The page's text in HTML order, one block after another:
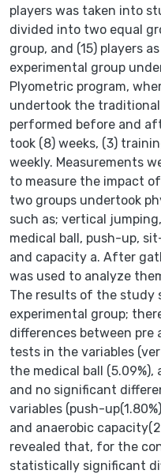
players was taken into
divided into two equal
group, and (15) players
experimental group
Plyometric program,
undertook the traditional
performed before and
took (8) weeks, (3)
weekly. Measurements
to measure the impact
two groups undertook
such as; vertical
medical ball, push-up,
and capacity a. After
was used to analyze
The results of the study
experimental group;
differences between
tests in the variables
the medical ball (5.09%),
and no significant
variables (push-
and anaerobic
revealed that, for the
statistically significant